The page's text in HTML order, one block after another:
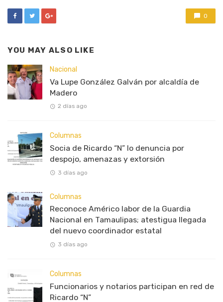
0
YOU MAY ALSO LIKE
Nacional
Va Lupe González Galván por alcaldía de
Madero
2 días ago
Columnas
Socia de Ricardo “N” lo denuncia por
despojo, amenazas y extorsión
3 días ago
Columnas
Reconoce Américo labor de la Guardia
Nacional en Tamaulipas; atestigua llegada
del nuevo coordinador estatal
3 días ago
Columnas
Funcionarios y notarios participan en red de
Ricardo “N”